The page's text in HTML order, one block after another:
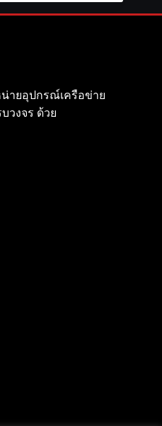
น่ายอุปกรณ์เครือข่าย
วงจร ด้วย